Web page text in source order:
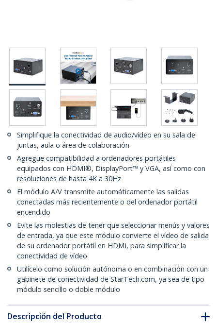
Simplifique la conectividad de audio/vídeo en su sala de
juntas, aula o área de colaboración
Agregue compatibilidad a ordenadores portátiles
equipados con HDMI®, DisplayPort™ y VGA, así como con
resoluciones de hasta 4K a 30Hz
El módulo A/V transmite automáticamente las salidas
conectadas más recientemente o del ordenador portátil
encendido
Evite las molestias de tener que seleccionar menús y valores
de entrada, ya que este módulo convierte el vídeo de salida
de su ordenador portátil en HDMI, para simplificar la
conectividad de vídeo
Utilícelo como solución autónoma o en combinación con un
gabinete de conectividad de StarTech.com, ya sea de tipo
módulo sencillo o doble módulo
Descripción del Producto